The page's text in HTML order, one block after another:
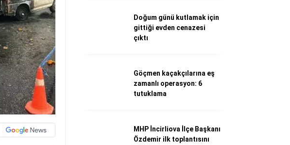
Doğum günü kutlamak için
gittiği evden cenazesi
çıktı
Göçmen kaçakçılarına eş
zamanlı operasyon: 6
tutuklama
MHP İncirliova İlçe Başkanı
Özdemir ilk toplantısını